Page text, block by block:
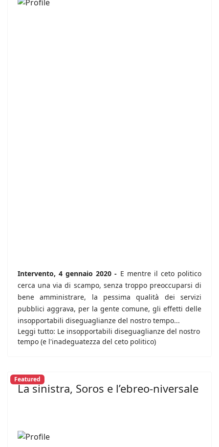
Intervento, 4 gennaio 2020 - E mentre il ceto politico
cerca una via di scampo, senza troppo preoccuparsi di
bene amministrare, la pessima qualità dei servizi
pubblici aggrava, per la gente comune, gli effetti delle
insopportabili diseguaglianze del nostro tempo...
Leggi tutto: Le insopportabili diseguaglianze del nostro
tempo (e l'inadeguatezza del ceto politico)
Featured
La sinistra, Soros e l’ebreo-niversale